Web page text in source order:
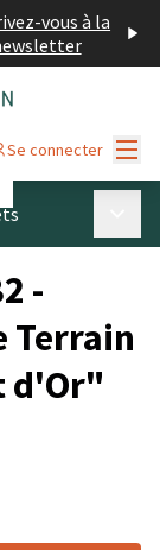
vous à la
Se connecter
-
Terrain
d'Or"